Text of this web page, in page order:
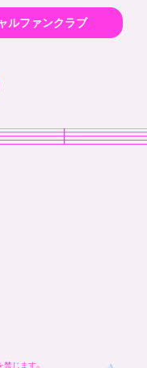
ルファンクラブ
じます。